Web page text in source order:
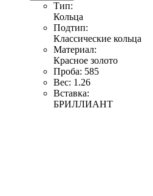
Тип:
Кольца
Подтип:
Классические кольца
Материал:
Красное золото
Проба: 585
Вес: 1.26
Вставка:
БРИЛЛИАНТ